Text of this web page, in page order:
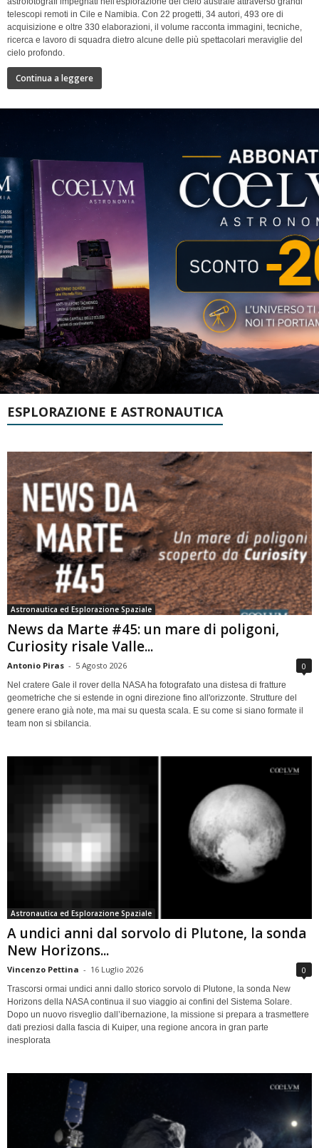
telescopi remoti in Cile e Namibia. Con 22 progetti, 34 autori, 493 ore di
acquisizione e oltre 330 elaborazioni, il volume racconta immagini, tecniche,
ricerca e lavoro di squadra dietro alcune delle più spettacolari meraviglie del
cielo profondo.
Continua a leggere
ESPLORAZIONE E ASTRONAUTICA
Astronautica ed Esplorazione Spaziale
News da Marte #45: un mare di poligoni,
Curiosity risale Valle...
Antonio Piras - 5 Agosto 2026 0
Nel cratere Gale il rover della NASA ha fotografato una distesa di fratture
geometriche che si estende in ogni direzione fino all'orizzonte. Strutture del
genere erano già note, ma mai su questa scala. E su come si siano formate il
team non si sbilancia.
Astronautica ed Esplorazione Spaziale
A undici anni dal sorvolo di Plutone, la sonda
New Horizons...
Vincenzo Pettina - 16 Luglio 2026 0
Trascorsi ormai undici anni dallo storico sorvolo di Plutone, la sonda New
Horizons della NASA continua il suo viaggio ai confini del Sistema Solare.
Dopo un nuovo risveglio dall’ibernazione, la missione si prepara a trasmettere
dati preziosi dalla fascia di Kuiper, una regione ancora in gran parte
inesplorata